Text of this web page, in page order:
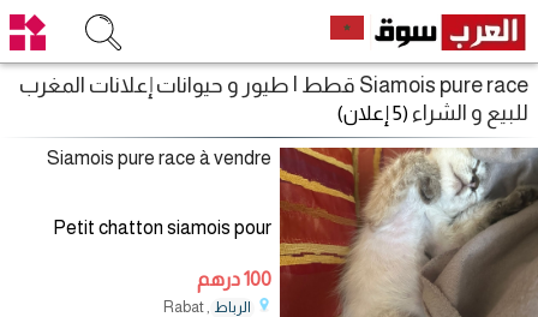
Siamois pure race قطط | طيور و حيوانات إعلانات المغرب
للبيع و الشراء (5 إعلان)
Siamois pure race à vendre
Petit chatton siamois pour
100 درهم
الرباط , Rabat